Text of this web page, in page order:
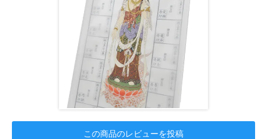
この商品のレビューを投稿